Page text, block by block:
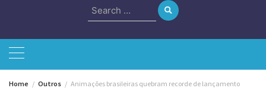
Search
for:
Home Outros Animações brasileiras quebram recorde de lançamento